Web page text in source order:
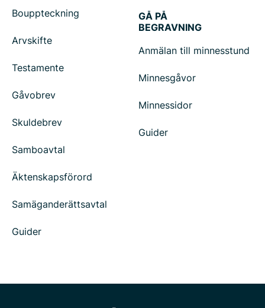
Bouppteckning
Arvskifte
Testamente
Gåvobrev
Skuldebrev
Samboavtal
Äktenskapsförord
Samäganderättsavtal
Guider
GÅ PÅ
BEGRAVNING
Anmälan till minnesstund
Minnesgåvor
Minnessidor
Guider